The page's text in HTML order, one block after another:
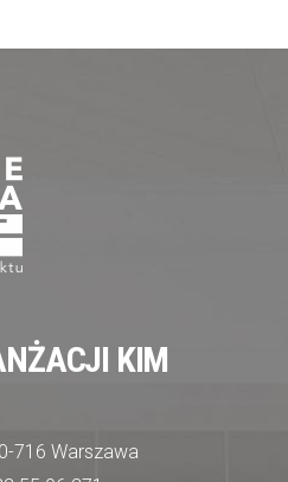
KIM
716 Warszawa